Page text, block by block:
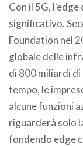
Con il 5G,
significativo.
Foundation nel
globale delle
di 800 miliardi
tempo, le
alcune funzioni
riguarderà solo
fondendo edge